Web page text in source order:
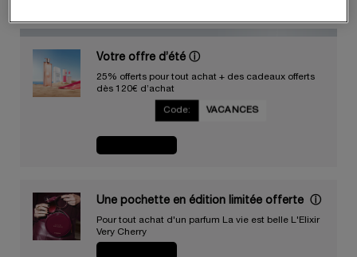
Votre offre d’été ⓘ
25% offerts pour tout achat + des cadeaux offerts
dès 120€ d’achat
Code: VACANCES
Une pochette en édition limitée offerte​ ​ ⓘ
Pour tout achat d'un parfum La vie est belle L'Elixir
Very Cherry​